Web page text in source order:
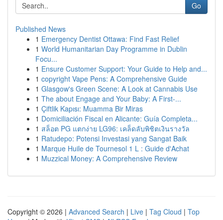
Go
Published News
1 Emergency Dentist Ottawa: Find Fast Relief
1 World Humanitarian Day Programme in Dublin
Focu...
1 Ensure Customer Support: Your Guide to Help and...
1 copyright Vape Pens: A Comprehensive Guide
1 Glasgow's Green Scene: A Look at Cannabis Use
1 The about Engage and Your Baby: A First-...
1 Çiftlik Kapısı: Muamma Bir Miras
1 Domiciliación Fiscal en Alicante: Guía Completa...
1 สล็อต PG แตกง่าย LG96: เคล็ดลับพิชิตเงินรางวัล
1 Ratudepo: Potensi Investasi yang Sangat Baik
1 Marque Huile de Tournesol 1 L : Guide d'Achat
1 Muzzical Money: A Comprehensive Review
Copyright © 2026 | Advanced Search | Live | Tag Cloud | Top